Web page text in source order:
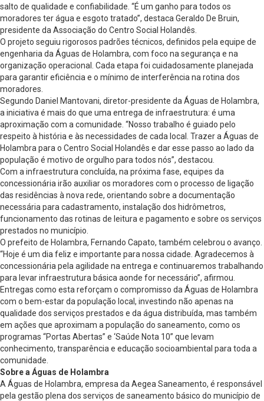
salto de qualidade e confiabilidade. “É um ganho para todos os
moradores ter água e esgoto tratado”, destaca Geraldo De Bruin,
presidente da Associação do Centro Social Holandês.
O projeto seguiu rigorosos padrões técnicos, definidos pela equipe de
engenharia da Águas de Holambra, com foco na segurança e na
organização operacional. Cada etapa foi cuidadosamente planejada
para garantir eficiência e o mínimo de interferência na rotina dos
moradores.
Segundo Daniel Mantovani, diretor-presidente da Águas de Holambra,
a iniciativa é mais do que uma entrega de infraestrutura: é uma
aproximação com a comunidade. “Nosso trabalho é guiado pelo
respeito à história e às necessidades de cada local. Trazer a Águas de
Holambra para o Centro Social Holandês e dar esse passo ao lado da
população é motivo de orgulho para todos nós”, destacou.
Com a infraestrutura concluída, na próxima fase, equipes da
concessionária irão auxiliar os moradores com o processo de ligação
das residências à nova rede, orientando sobre a documentação
necessária para cadastramento, instalação dos hidrômetros,
funcionamento das rotinas de leitura e pagamento e sobre os serviços
prestados no município.
O prefeito de Holambra, Fernando Capato, também celebrou o avanço.
“Hoje é um dia feliz e importante para nossa cidade. Agradecemos à
concessionária pela agilidade na entrega e continuaremos trabalhando
para levar infraestrutura básica aonde for necessário”, afirmou.
Entregas como esta reforçam o compromisso da Águas de Holambra
com o bem-estar da população local, investindo não apenas na
qualidade dos serviços prestados e da água distribuída, mas também
em ações que aproximam a população do saneamento, como os
programas “Portas Abertas” e ‘Saúde Nota 10” que levam
conhecimento, transparência e educação socioambiental para toda a
comunidade.
Sobre a Águas de Holambra
A Águas de Holambra, empresa da Aegea Saneamento, é responsável
pela gestão plena dos serviços de saneamento básico do município de